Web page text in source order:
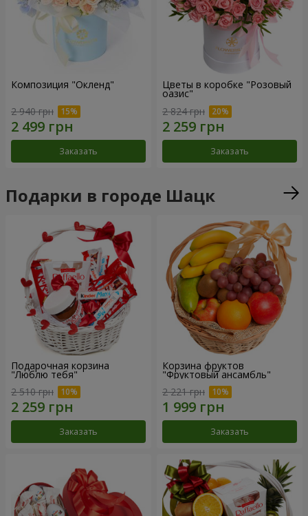
Композиция "Окленд"
2 940 грн
Заказать
Цветы в коробке "Розовый
оазис"
2 824 грн
Заказать
Подарки в городе Шацк
Подарочная корзина
"Люблю тебя"
2 510 грн
Заказать
Корзина фруктов
"Фруктовый ансамбль"
2 221 грн
Заказать